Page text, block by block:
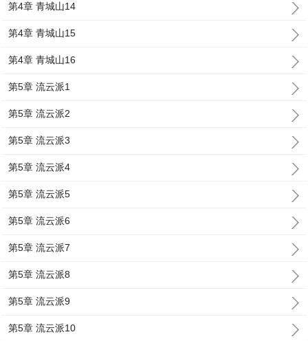
第4章 青城山14
第4章 青城山15
第4章 青城山16
第5章 流云派1
第5章 流云派2
第5章 流云派3
第5章 流云派4
第5章 流云派5
第5章 流云派6
第5章 流云派7
第5章 流云派8
第5章 流云派9
第5章 流云派10